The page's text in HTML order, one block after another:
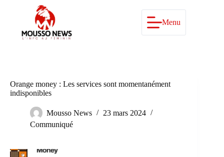
Menu
Orange money : Les services sont momentanément
indisponibles
Mousso News
23 mars 2024
Communiqué